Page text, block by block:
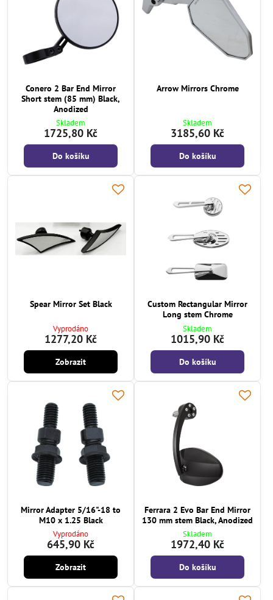
Conero 2 Bar End Mirror
Short stem (85 mm) Black,
Anodized
Skladem
1725,80 Kč
Do košíku
Arrow Mirrors Chrome
Skladem
3185,60 Kč
Do košíku
Spear Mirror Set Black
Vyprodáno
1277,20 Kč
Zobrazit
Custom Rectangular Mirror
Long stem Chrome
Skladem
1015,90 Kč
Do košíku
Mirror Adapter 5/16"-18 to
M10 x 1.25 Black
Vyprodáno
645,90 Kč
Zobrazit
Ferrara 2 Evo Bar End Mirror
130 mm stem Black, Anodized
Skladem
1972,40 Kč
Do košíku